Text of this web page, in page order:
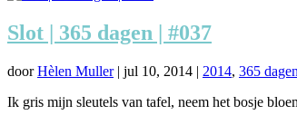
Slot | 365 dagen | #037
doorHèlen Muller| jul 10, 2014 | 2014, 365 dagen
Ik gris mijn sleutels van tafel, neem het bosje